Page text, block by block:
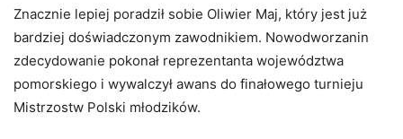
Znacznie lepiej poradził sobie Oliwier Maj, który jest już
bardziej doświadczonym zawodnikiem. Nowodworzanin
zdecydowanie pokonał reprezentanta województwa
pomorskiego i wywalczył awans do finałowego turnieju
Mistrzostw Polski młodzików.